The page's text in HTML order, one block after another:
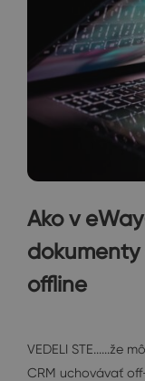
Ako v
offline
VEDELI STE......že
CRM uchovávať